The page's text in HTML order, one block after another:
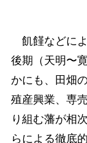
飢饉などに
後期（天明〜
かにも、田畑
殖産興業、専
り組む藩が相
らによる徹底